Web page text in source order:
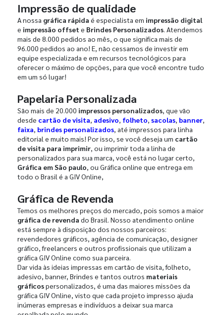
Impressão de qualidade
A nossa gráfica rápida é especialista em impressão digital
e impressão offset e Brindes Personalizados. Atendemos
mais de 8.000 pedidos ao mês, o que significa mais de
96.000 pedidos ao ano! E, não cessamos de investir em
equipe especializada e em recursos tecnológicos para
oferecer o máximo de opções, para que você encontre tudo
em um só lugar!
Papelaria Personalizada
São mais de 20.000 impressos personalizados, que vão
desde cartão de visita, adesivo, folheto, sacolas, banner,
faixa, brindes personalizados, até impressos para linha
editorial e muito mais! Por isso, se você deseja um cartão
de visita para imprimir, ou imprimir toda a linha de
personalizados para sua marca, você está no lugar certo,
Gráfica em São paulo, ou Gráfica online que entrega em
todo o Brasil é a GIV Online,
Gráfica de Revenda
Temos os melhores preços do mercado, pois somos a maior
gráfica de revenda do Brasil. Nosso atendimento online
está sempre à disposição dos nossos parceiros:
revendedores gráficos, agência de comunicação, designer
gráfico, freelancers e outros profissionais que utilizam a
gráfica GIV Online como sua parceira.
Dar vida às ideias impressas em cartão de visita, folheto,
adesivo, banner, Brindes e tantos outros materiais
gráficospersonalizados, é uma das maiores missões da
gráfica GIV Online, visto que cada projeto impresso ajuda
inúmeras empresas e indivíduos a deixar sua marca